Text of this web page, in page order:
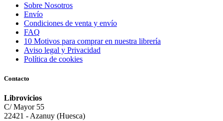
Sobre Nosotros
Envío
Condiciones de venta y envío
FAQ
10 Motivos para comprar en nuestra librería
Aviso legal y Privacidad
Política de cookies
Contacto
Librovicios
C/ Mayor 55
22421 - Azanuy (Huesca)